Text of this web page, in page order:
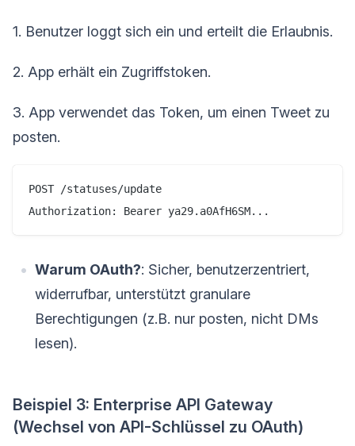
1. Benutzer loggt sich ein und erteilt die Erlaubnis.
2. App erhält ein Zugriffstoken.
3. App verwendet das Token, um einen Tweet zu
posten.
POST /statuses/update
Warum OAuth?: Sicher, benutzerzentriert,
widerrufbar, unterstützt granulare
Berechtigungen (z.B. nur posten, nicht DMs
lesen).
Beispiel 3: Enterprise API Gateway
(Wechsel von API-Schlüssel zu OAuth)